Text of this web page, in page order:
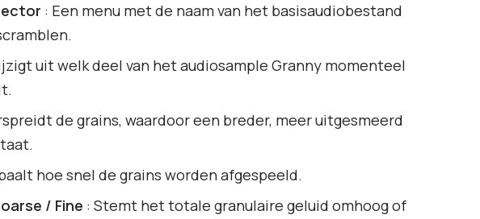
: Een menu met de naam van het basisaudiobestand
uit welk deel van het audiosample Granny momenteel
de grains, waardoor een breder, meer uitgesmeerd
hoe snel de grains worden afgespeeld.
/ Fine : Stemt het totale granulaire geluid omhoog of